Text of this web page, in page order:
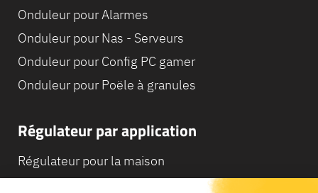
Onduleur pour Alarmes
Onduleur pour Nas - Serveurs
Onduleur pour Config PC gamer
Onduleur pour Poële à granules
Régulateur par application
Régulateur pour la maison